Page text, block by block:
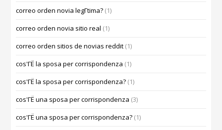
correo orden novia legГ­tima? (1)
correo orden novia sitio real (1)
correo orden sitios de novias reddit (1)
cos'ГЁ la sposa per corrispondenza (1)
cos'ГЁ la sposa per corrispondenza? (1)
cos'ГЁ una sposa per corrispondenza (3)
cos'ГЁ una sposa per corrispondenza? (1)